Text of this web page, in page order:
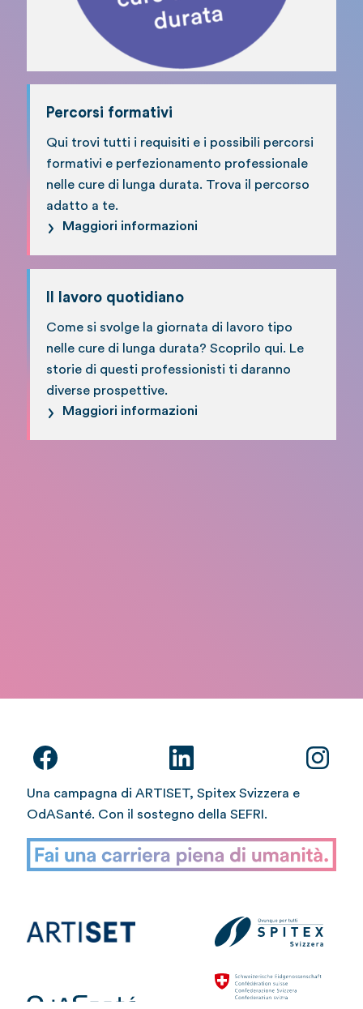
Percorsi formativi
Qui trovi tutti i requisiti e i possibili percorsi
formativi e perfezionamento professionale
nelle cure di lunga durata. Trova il percorso
adatto a te.
Maggiori informazioni
Il lavoro quotidiano
Come si svolge la giornata di lavoro tipo
nelle cure di lunga durata? Scoprilo qui. Le
storie di questi professionisti ti daranno
diverse prospettive.
Maggiori informazioni
Una campagna di ARTISET, Spitex Svizzera e
OdASanté. Con il sostegno della SEFRI.